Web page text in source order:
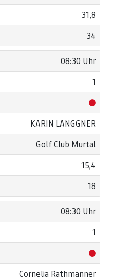
31,8
34
08:30 Uhr
1
KARIN LANGGNER
Golf Club Murtal
15,4
18
08:30 Uhr
1
Cornelia Rathmanner